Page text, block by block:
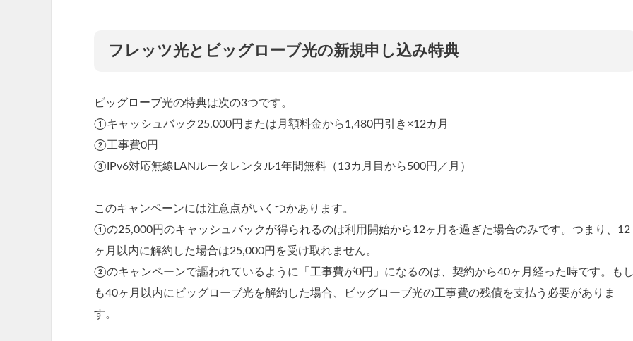
フレッツ光とビッグローブ光の新規申し込み特典
ビッグローブ光の特典は次の3つです。
①キャッシュバック25,000円または月額料金から1,480円引き×12カ月
②工事費0円
③IPv6対応無線LANルータレンタル1年間無料（13カ月目から500円／月）
このキャンペーンには注意点がいくつかあります。
①の25,000円のキャッシュバックが得られるのは利用開始から12ヶ月を過ぎた場合のみです。つまり、12
ヶ月以内に解約した場合は25,000円を受け取れません。
②のキャンペーンで謳われているように「工事費が0円」になるのは、契約から40ヶ月経った時です。も
も40ヶ月以内にビッグローブ光を解約した場合、ビッグローブ光の工事費の残債を支払う必要がありま
す。